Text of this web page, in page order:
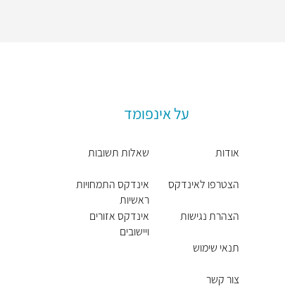
על אינפומד
אודות
הצטרפו לאינדקס
הצהרת נגישות
תנאי שימוש
צור קשר
שאלות תשובות
אינדקס התמחויות
ראשיות
אינדקס אזורים
ויישובים